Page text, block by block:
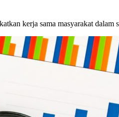
kerja sama masyarakat dalam